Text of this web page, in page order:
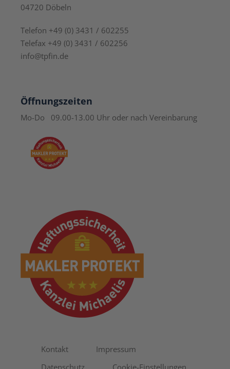
04720 Döbeln
Telefon +49 (0) 3431 / 602255
Telefax +49 (0) 3431 / 602256
info@tpfin.de
Öffnungszeiten
Mo-Do 09.00-13.00 Uhr oder nach Vereinbarung
Kontakt
Impressum